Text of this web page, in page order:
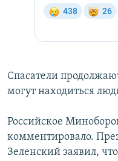
Спасатели
могут находиться
Российское
комментировало.
Зеленский заявил,